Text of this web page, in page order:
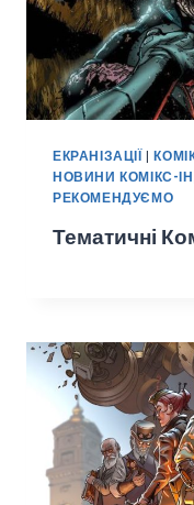
ЕКРАНІЗАЦІЇ |
НОВИНИ КОМІКС-
РЕКОМЕНДУЄМО
Тематичні